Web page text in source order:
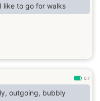
like to go for walks
0.7
outgoing, bubbly